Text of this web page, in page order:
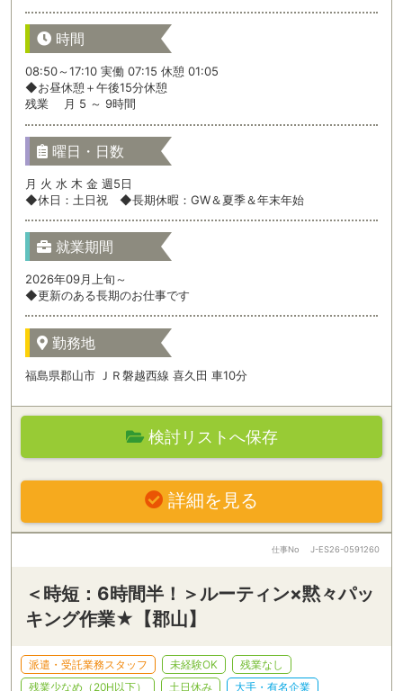
時間
08:50～17:10 実働 07:15 休憩 01:05
◆お昼休憩＋午後15分休憩
残業 月 5 ～ 9時間
曜日・日数
月 火 水 木 金 週5日
◆休日：土日祝 ◆長期休暇：GW＆夏季＆年末年始
就業期間
2026年09月上旬～
◆更新のある長期のお仕事です
勤務地
福島県郡山市 ＪＲ磐越西線 喜久田 車10分
検討リストへ保存
詳細を見る
仕事No J-ES26-0591260
＜時短：6時間半！＞ルーティン×黙々パッ
キング作業★【郡山】
派遣・受託業務スタッフ 未経験OK
残業なし
残業少なめ（20H以下）
土日休み 大手・有名企業